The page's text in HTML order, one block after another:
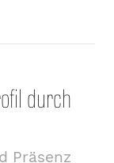
durch
Präsenz